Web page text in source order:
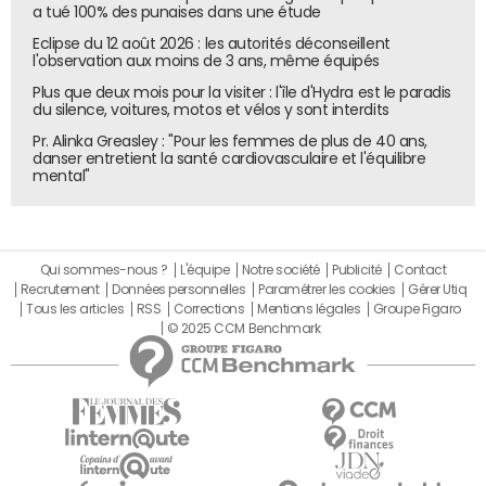
Profil des non connectés en France© Médiamétrie / GFK
En savoir plus sur Offremedia.com
a tué 100% des punaises dans une étude
Eclipse du 12 août 2026 : les autorités déconseillent
l'observation aux moins de 3 ans, même équipés
Plus que deux mois pour la visiter : l'île d'Hydra est le paradis
du silence, voitures, motos et vélos y sont interdits
Pr. Alinka Greasley : "Pour les femmes de plus de 40 ans,
danser entretient la santé cardiovasculaire et l'équilibre
mental"
Qui sommes-nous ? L'équipe Notre société Publicité
Contact
Recrutement
Données personnelles Paramétrer les cookies
Gérer Utiq
Tous les articles
RSS Corrections Mentions légales
Groupe Figaro
© 2025 CCM Benchmark